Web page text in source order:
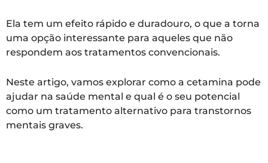
Ela tem um efeito rápido e duradouro, o que a torna
uma opção interessante para aqueles que não
respondem aos tratamentos convencionais.
Neste artigo, vamos explorar como a cetamina pode
ajudar na saúde mental e qual é o seu potencial
como um tratamento alternativo para transtornos
mentais graves.